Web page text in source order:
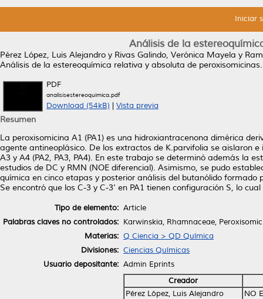
Iniciar
Análisis de la
Pérez López, Luis Alejandro y Rivas Galindo, Verónica Mayela y
Análisis de la estereoquímica relativa y absoluta de peroxisomicinas.
PDF
analisisestereoquimica.pdf
Download (54kB) Vista previa
Resumen
La peroxisomicina A1 (PA1) es una hidroxiantracenona dimérica
agente antineoplásico. De los extractos de K.parvifolia se aislaron
A3 y A4 (PA2, PA3, PA4). En este trabajo se determinó además la
estudios de DC y RMN (NOE diferencial). Asimismo, se pudo
química en cinco etapas y posterior análisis del butanólido
Se encontró que los C-3 y C-3’ en PA1 tienen configuración S, lo
Tipo de elemento: Article
Palabras claves no controlados: Karwinskia, Rhamnaceae,
Materias: Q Ciencia > QD Química
Divisiones: Ciencias Químicas
Usuario depositante: Admin Eprints
Creador
Pérez López, Luis Alejandro
NO